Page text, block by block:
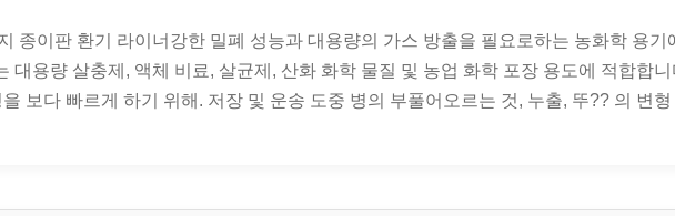
종이판 환기 라이너강한 밀폐 성능과 대용량의 가스 방출을 필요로하는 농화학 용
대용량 살충제, 액체 비료, 살균제, 산화 화학 물질 및 농업 화학 포장 용도에 적합합
보다 빠르게 하기 위해. 저장 및 운송 도중 병의 부풀어오르는 것, 누출, 뚜?? 의 변